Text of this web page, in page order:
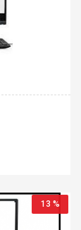
13 %